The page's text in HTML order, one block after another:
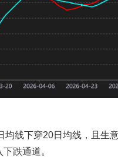
均线下穿20日均线，且生
跌通道。